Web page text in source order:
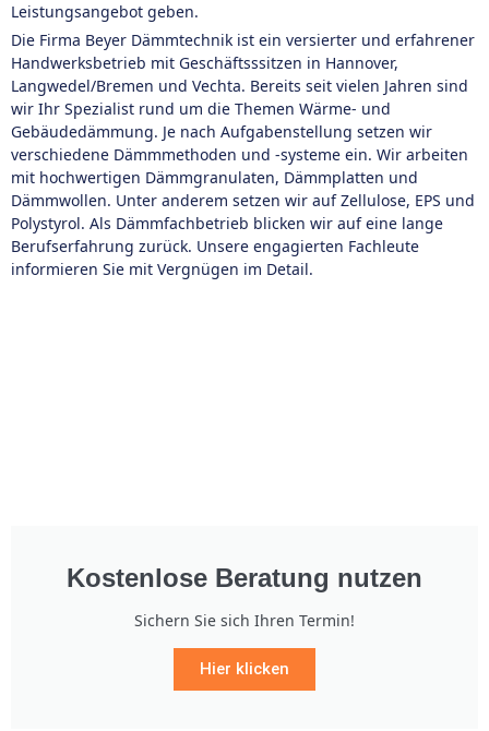
Leistungsangebot geben.
Die Firma Beyer Dämmtechnik ist ein versierter und erfahrener
Handwerksbetrieb mit Geschäftsssitzen in Hannover,
Langwedel/Bremen und Vechta. Bereits seit vielen Jahren sind
wir Ihr Spezialist rund um die Themen Wärme- und
Gebäudedämmung. Je nach Aufgabenstellung setzen wir
verschiedene Dämmmethoden und -systeme ein. Wir arbeiten
mit hochwertigen Dämmgranulaten, Dämmplatten und
Dämmwollen. Unter anderem setzen wir auf Zellulose, EPS und
Polystyrol. Als Dämmfachbetrieb blicken wir auf eine lange
Berufserfahrung zurück. Unsere engagierten Fachleute
informieren Sie mit Vergnügen im Detail.
Kostenlose Beratung nutzen
Sichern Sie sich Ihren Termin!
Hier klicken